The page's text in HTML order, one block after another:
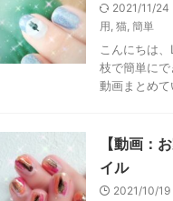
2021/11/24
用, 猫, 簡単
こんにちは
枝で簡単に
動画まとめ
【動画：
イル
2021/10/19